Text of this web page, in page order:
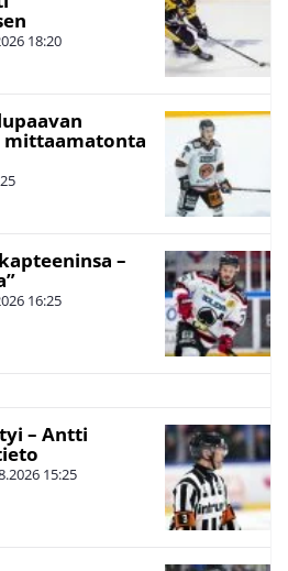
18:20
mittaamatonta
–
16:25
– Antti
15:25